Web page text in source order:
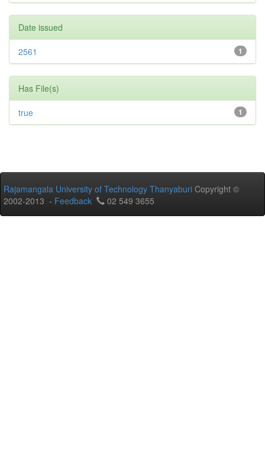
Date issued
1
2561
Has File(s)
1
true
Rajamangala University of Technology Thanyaburi Copyright ©
2002-2013 - Feedback 02 549 3655